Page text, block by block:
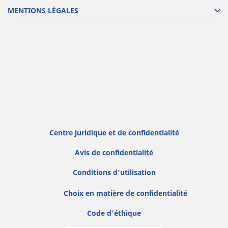
MENTIONS LÉGALES
Centre juridique et de confidentialité
Avis de confidentialité
Conditions d'utilisation
Choix en matière de confidentialité
Code d'éthique